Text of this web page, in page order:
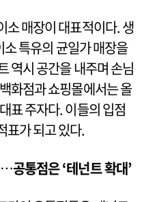
소 매장이 대표적이다. 생
특유의 균일가 매장을
역시 공간을 내주며 손님
화점과 쇼핑몰에서는 올
표 주자다. 이들의 입점
표가 되고 있다.
…공통점은 ‘테넌트 확대’